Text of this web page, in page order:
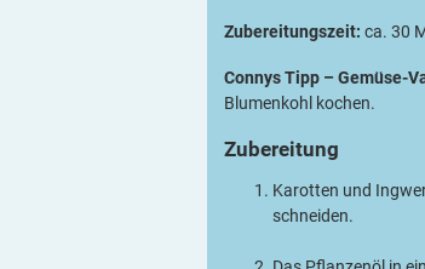
Zubereitungszeit: ca. 30
Connys Tipp – Gemüse-
­Blumenkohl kochen.
Zubereitung
Karotten und
schneiden.